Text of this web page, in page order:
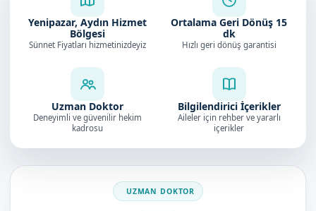
Yenipazar, Aydın Hizmet
Bölgesi
Sünnet Fiyatları hizmetinizdeyiz
Ortalama Geri Dönüş 15
dk
Hızlı geri dönüş garantisi
Uzman Doktor
Deneyimli ve güvenilir hekim
kadrosu
Bilgilendirici İçerikler
Aileler için rehber ve yararlı
içerikler
Doktorumuz